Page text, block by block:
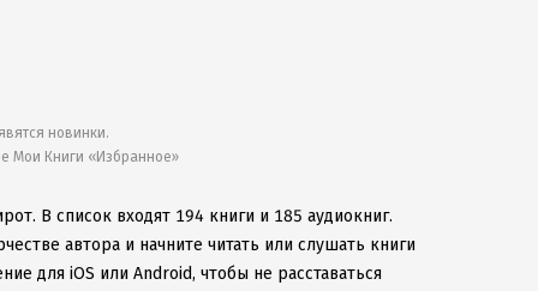
новинки.
Мои Книги «Избранное»
В список входят 194 книги и 185 аудиокниг.
автора и начните читать или слушать книги
для iOS или Android, чтобы не расставаться